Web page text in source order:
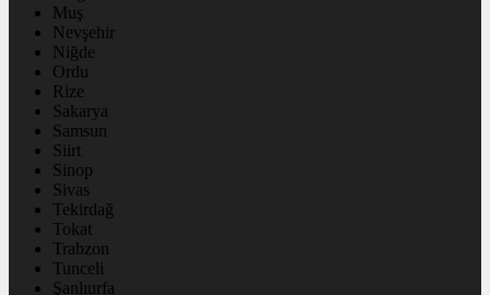
Muş
Nevşehir
Niğde
Ordu
Rize
Sakarya
Samsun
Siirt
Sinop
Sivas
Tekirdağ
Tokat
Trabzon
Tunceli
Şanlıurfa